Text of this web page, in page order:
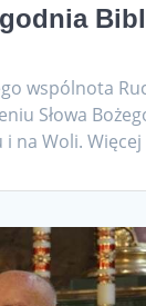
wspólnota
Słowa
i na Woli.